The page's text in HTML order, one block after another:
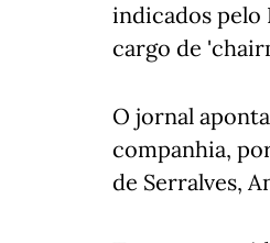
indicados pelo
cargo de
O jornal
companhia,
de Serralves,